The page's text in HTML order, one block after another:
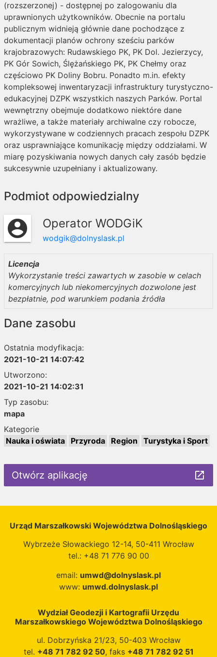
(rozszerzonej) - dostępnej po zalogowaniu dla
uprawnionych użytkowników. Obecnie na portalu
publicznym widnieją głównie dane pochodzące z
dokumentacji planów ochrony sześciu parków
krajobrazowych: Rudawskiego PK, PK Dol. Jezierzycy,
PK Gór Sowich, Ślężańskiego PK, PK Chełmy oraz
częściowo PK Doliny Bobru. Ponadto m.in. efekty
kompleksowej inwentaryzacji infrastruktury turystyczno-
edukacyjnej DZPK wszystkich naszych Parków. Portal
wewnętrzny obejmuje dodatkowo niektóre dane
wrażliwe, a także materiały archiwalne czy robocze,
wykorzystywane w codziennych pracach zespołu DZPK
oraz usprawniające komunikację między oddziałami. W
miarę pozyskiwania nowych danych cały zasób będzie
sukcesywnie uzupełniany i aktualizowany.
Podmiot odpowiedzialny
account_circle Operator WODGiK
wodgik@dolnyslask.pl
Licencja
Wykorzystanie treści zawartych w zasobie w celach
komercyjnych lub niekomercyjnych dozwolone jest
bezpłatnie, pod warunkiem podania źródła
Dane zasobu
Ostatnia modyfikacja:
2021-10-21 14:07:42
Utworzono:
2021-10-21 14:02:31
Typ zasobu:
mapa
Kategorie
Nauka i oświata
Przyroda Region Turystyka i Sport
Otwórz aplikację launch
Urząd Marszałkowski Województwa Dolnośląskiego
Wybrzeże Słowackiego 12-14, 50-411 Wrocław
tel.: +48 71 776 90 00
email: umwd@dolnyslask.pl
www: umwd.dolnyslask.pl
Wydział Geodezji i Kartografii Urzędu
Marszałkowskiego Województwa Dolnośląskiego
ul. Dobrzyńska 21/23, 50-403 Wrocław
tel. +48 71 782 92 50, faks +48 71 782 92 51